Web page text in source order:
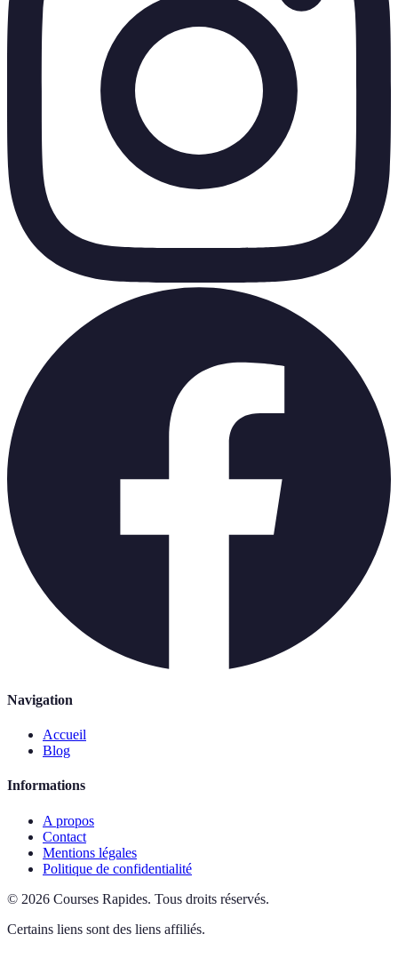
Navigation
Accueil
Blog
Informations
A propos
Contact
Mentions légales
Politique de confidentialité
© 2026 Courses Rapides. Tous droits réservés.
Certains liens sont des liens affiliés.